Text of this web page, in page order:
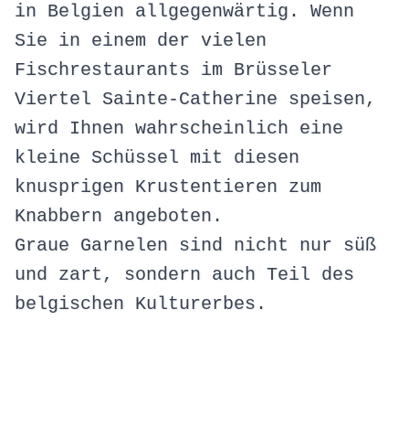
in Belgien allgegenwärtig. Wenn
Sie in einem der vielen
Fischrestaurants im Brüsseler
Viertel Sainte-Catherine speisen,
wird Ihnen wahrscheinlich eine
kleine Schüssel mit diesen
knusprigen Krustentieren zum
Knabbern angeboten.
Graue Garnelen sind nicht nur süß
und zart, sondern auch Teil des
belgischen Kulturerbes.